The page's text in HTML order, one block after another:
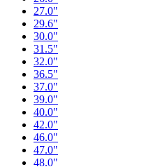
27.0"
29.6"
30.0"
31.5"
32.0"
36.5"
37.0"
39.0"
40.0"
42.0"
46.0"
47.0"
48.0"